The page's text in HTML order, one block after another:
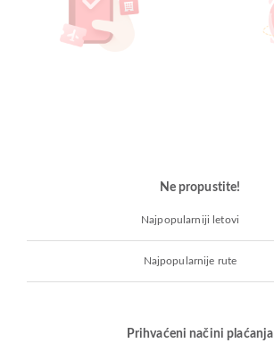
Ne propustite!
Najpopularniji letovi
Najpopularnije rute
Prihvaćeni načini plaćanja